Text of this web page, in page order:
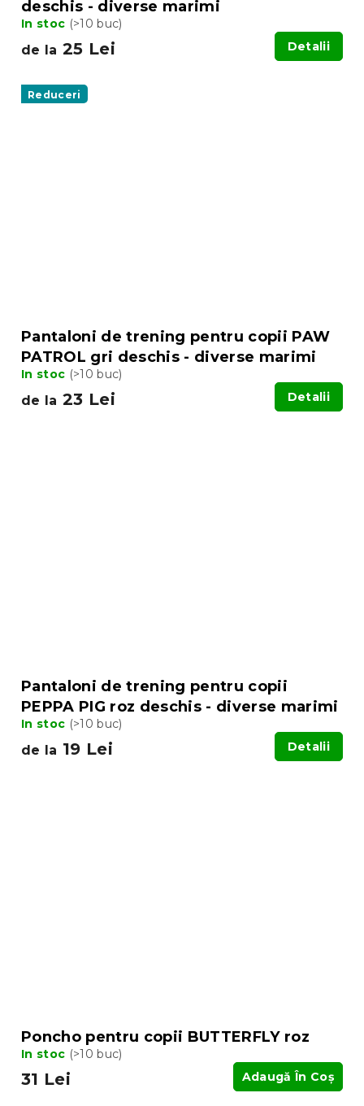
deschis - diverse marimi
In stoc (>10 buc)
de la 25 Lei Detalii
Reduceri
Pantaloni de trening pentru copii PAW
PATROL gri deschis - diverse marimi
In stoc (>10 buc)
de la 23 Lei Detalii
Pantaloni de trening pentru copii
PEPPA PIG roz deschis - diverse marimi
In stoc (>10 buc)
de la 19 Lei Detalii
Poncho pentru copii BUTTERFLY roz
In stoc (>10 buc)
31 Lei Adaugă În Coş